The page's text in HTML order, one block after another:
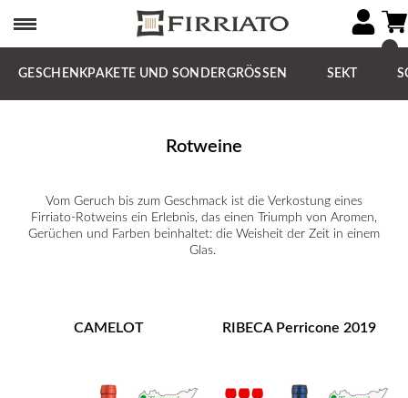
GESCHENKPAKETE UND SONDERGRÖSSEN SEKT
Rotweine
Vom Geruch bis zum Geschmack ist die Verkostung eines
Firriato-Rotweins ein Erlebnis, das einen Triumph von Aromen,
Gerüchen und Farben beinhaltet: die Weisheit der Zeit in einem
Glas.
CAMELOT RIBECA Perricone 2019